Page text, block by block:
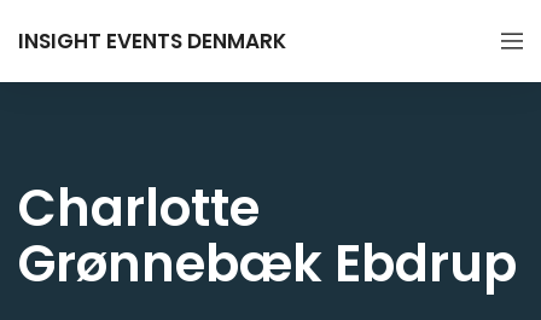
INSIGHT EVENTS DENMARK
Charlotte
Grønnebæk Ebdrup